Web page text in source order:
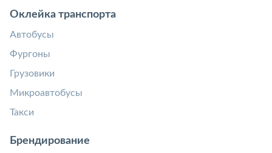
Оклейка транспорта
Автобусы
Фургоны
Грузовики
Микроавтобусы
Такси
Брендирование